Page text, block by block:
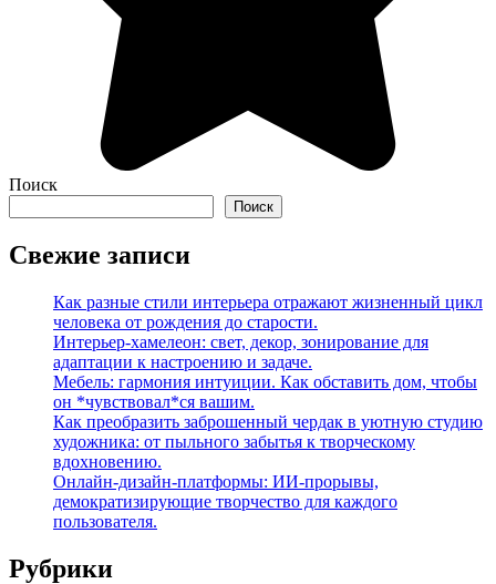
Поиск
Поиск
Свежие записи
Как разные стили интерьера отражают жизненный цикл
человека от рождения до старости.
Интерьер-хамелеон: свет, декор, зонирование для
адаптации к настроению и задаче.
Мебель: гармония интуиции. Как обставить дом, чтобы
он *чувствовал*ся вашим.
Как преобразить заброшенный чердак в уютную студию
художника: от пыльного забытья к творческому
вдохновению.
Онлайн-дизайн-платформы: ИИ-прорывы,
демократизирующие творчество для каждого
пользователя.
Рубрики